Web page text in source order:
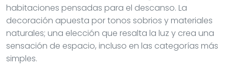
habitaciones pensadas para el descanso. La
decoración apuesta por tonos sobrios y materiales
naturales; una elección que resalta la luz y crea una
sensación de espacio, incluso en las categorías más
simples.